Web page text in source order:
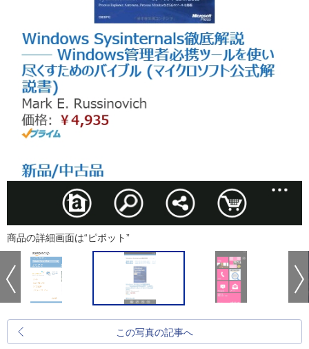
商品の詳細画面は“ピボット”
この写真の記事へ